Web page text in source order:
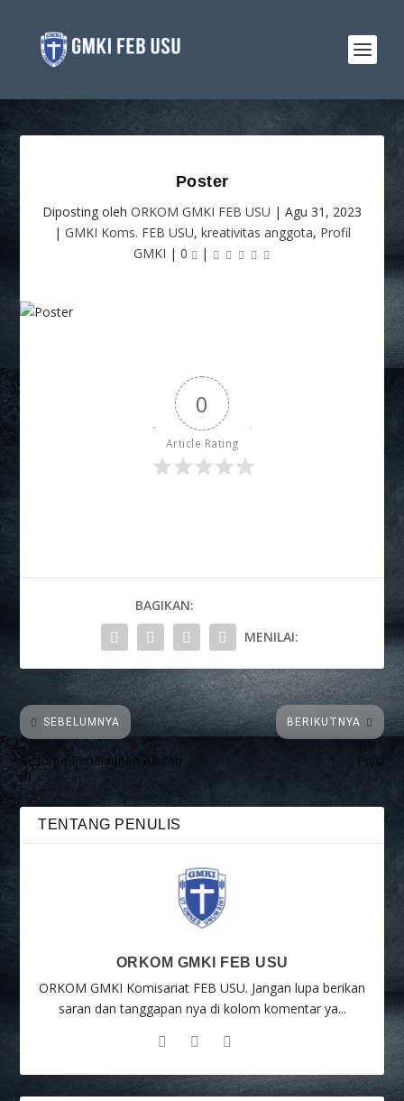
Poster
Diposting oleh ORKOM GMKI FEB USU | Agu 31, 2023
| GMKI Koms. FEB USU, kreativitas anggota, Profil
GMKI | 0 |
0
Article Rating
BAGIKAN:
MENILAI:
SEBELUMNYA
Resume Penelaahan Alkitab
III
BERIKUTNYA
Puisi
TENTANG PENULIS
ORKOM GMKI FEB USU
ORKOM GMKI Komisariat FEB USU. Jangan lupa berikan
saran dan tanggapan nya di kolom komentar ya...